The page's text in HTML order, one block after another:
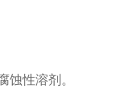
蚀性溶剂。